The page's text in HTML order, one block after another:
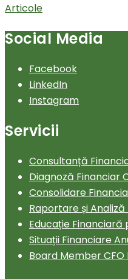
Articole
Social Media
Facebook
LinkedIn
Instagram
Servicii
Consultanță
Diagnoză Financiar
Consolidare
Raportare și
Educație
Situații Financiare
Board Member